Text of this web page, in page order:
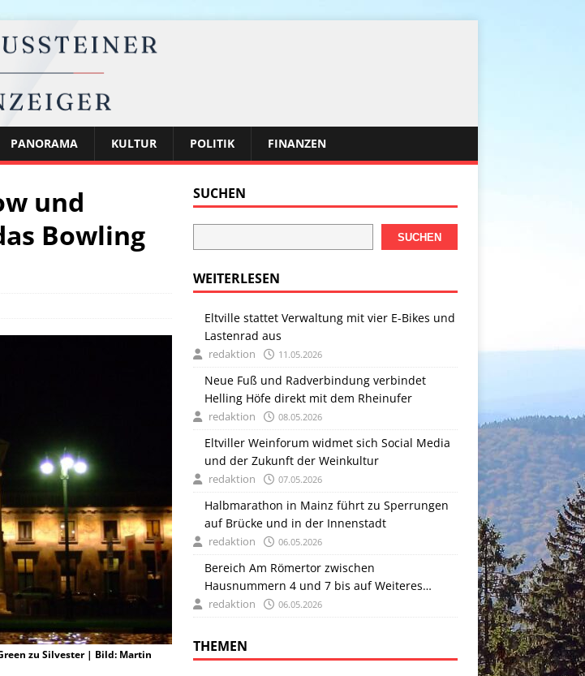
PANORAMA KULTUR POLITIK FINANZEN
und
Bowling
zu Silvester | Bild: Martin
SUCHEN
SUCHEN
WEITERLESEN
Eltville stattet Verwaltung mit vier E-Bikes und
Lastenrad aus
redaktion 11.05.2026
Neue Fuß und Radverbindung verbindet
Helling Höfe direkt mit dem Rheinufer
redaktion 08.05.2026
Eltviller Weinforum widmet sich Social Media
und der Zukunft der Weinkultur
redaktion 07.05.2026
Halbmarathon in Mainz führt zu Sperrungen
auf Brücke und in der Innenstadt
redaktion 06.05.2026
Bereich Am Römertor zwischen
Hausnummern 4 und 7 bis auf Weiteres
gesperrt
redaktion 06.05.2026
THEMEN